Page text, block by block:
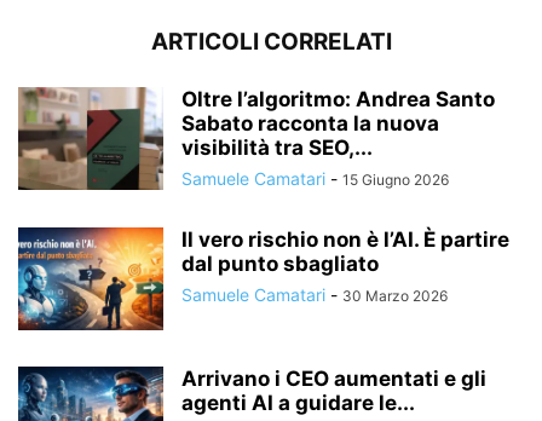
ARTICOLI CORRELATI
Oltre l’algoritmo: Andrea Santo
Sabato racconta la nuova
visibilità tra SEO,...
Samuele Camatari - 15 Giugno 2026
Il vero rischio non è l’AI. È partire
dal punto sbagliato
Samuele Camatari - 30 Marzo 2026
Arrivano i CEO aumentati e gli
agenti AI a guidare le...